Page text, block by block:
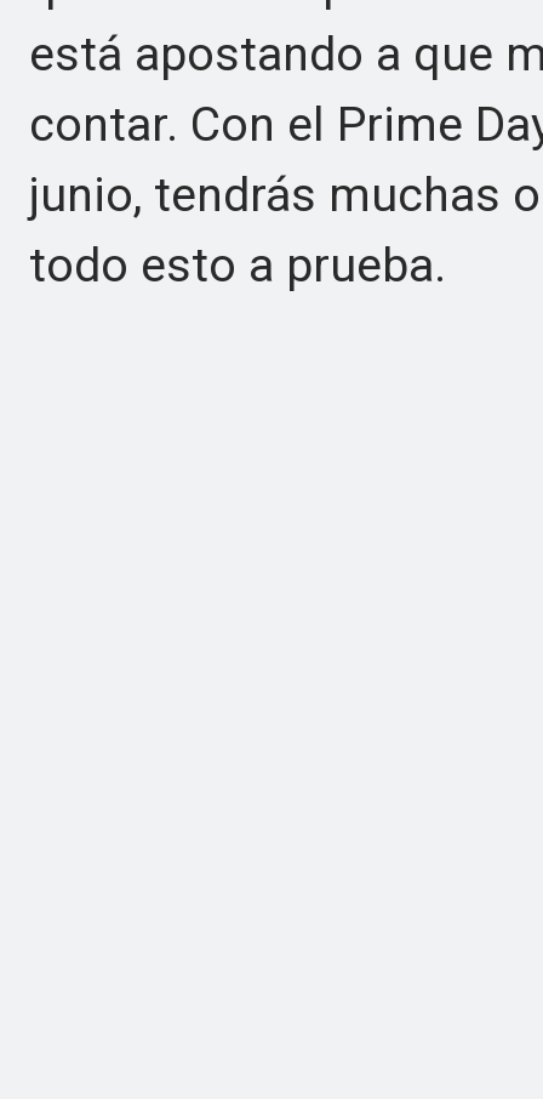
está apostando a que
contar. Con el Prime
junio, tendrás muchas
todo esto a prueba.